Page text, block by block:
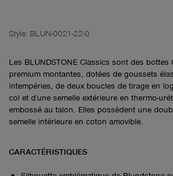
Style: BLUN-0021-22-0
Les BLUNDSTONE Classics sont des bottes
premium montantes, dotées de goussets
intempéries, de deux boucles de tirage en
col et d'une semelle extérieure en thermo-
embossé au talon. Elles possèdent une
semelle intérieure en coton amovible.
CARACTÉRISTIQUES